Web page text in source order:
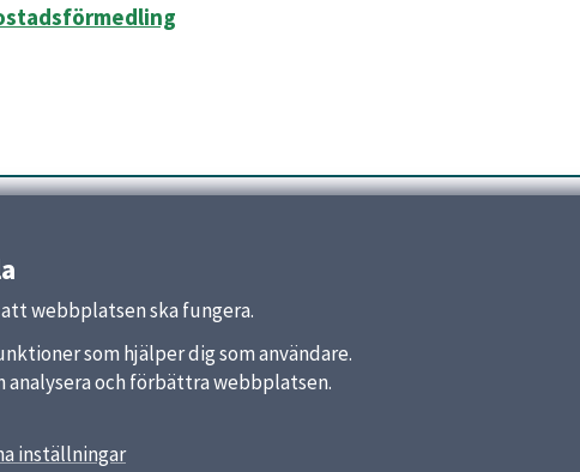
webbplatsen ska fungera.
som hjälper dig som användare.
analysera och förbättra webbplatsen.
inställningar